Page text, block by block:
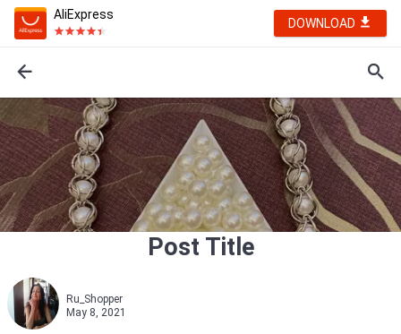
AliExpress
DOWNLOAD
Post Title
Ru_Shopper
May 8, 2021